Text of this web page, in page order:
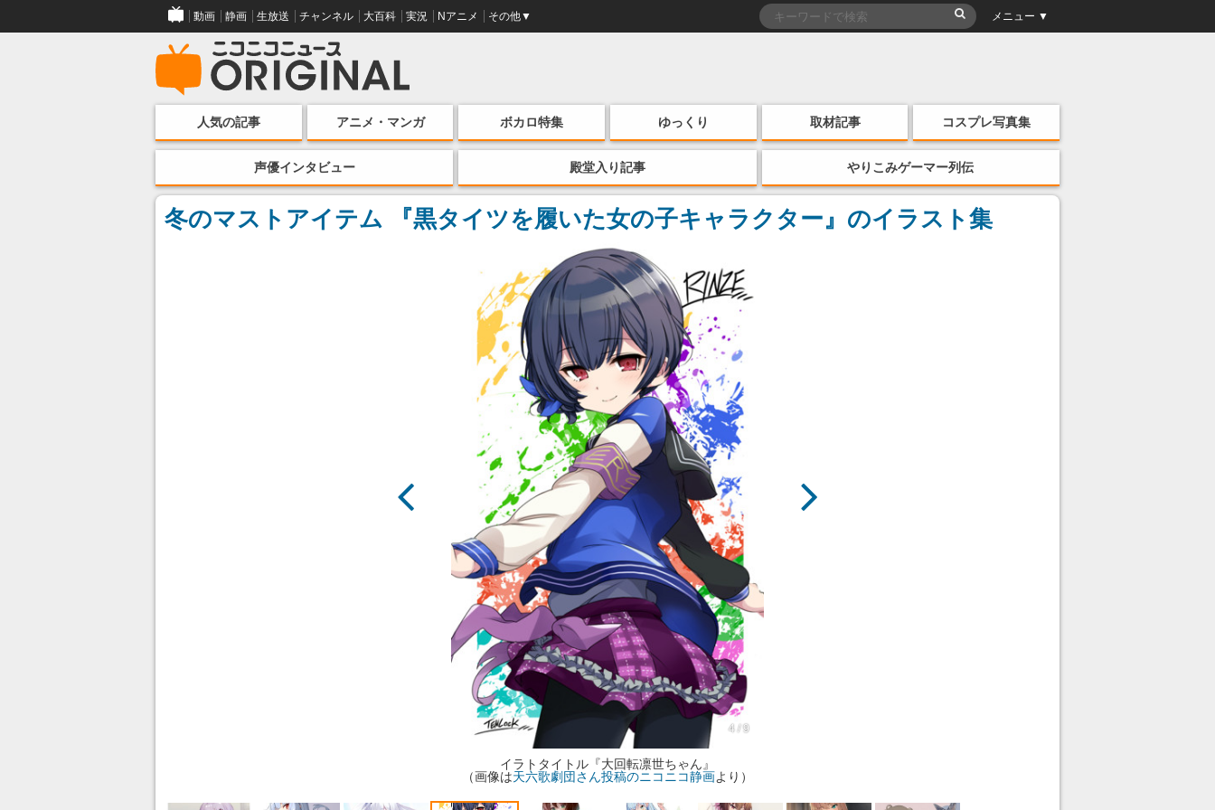
動画 静画 生放送 チャンネル 大百科 実況 Nアニメ その他▼ メニュー ▼
人気の記事 アニメ・マンガ ボカロ特集 ゆっくり 取材記事 コスプレ写真集
声優インタビュー 殿堂入り記事 やりこみゲーマー列伝
冬のマストアイテム 『黒タイツを履いた女の子キャラクター』のイラスト集
4 / 9
イラトタイトル『大回転凛世ちゃん』
（画像は天六歌劇団さん投稿のニコニコ静画より）